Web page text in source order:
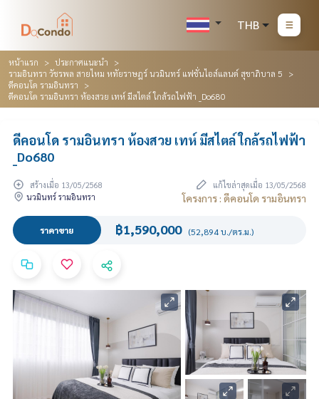
THB
หน้าแรก
ประกาศแนะนำ
รามอินทรา วัชรพล สายไหม หทัยราษฎร์ นวมินทร์ แฟชั่นไอส์แลนด์ สุขาภิบาล 5
ดีคอนโด รามอินทรา
ดีคอนโด รามอินทรา ห้องสวย เทห์ มีสไตล์ ใกล้รถไฟฟ้า _Do680
ดีคอนโด รามอินทรา ห้องสวย เทห์ มีสไตล์ ใกล้รถไฟฟ้า
_Do680
สร้างเมื่อ 13/05/2568
แก้ไขล่าสุดเมื่อ 13/05/2568
นวมินทร์ รามอินทรา
โครงการ : ดีคอนโด รามอินทรา
ราคาขาย ฿1,590,000 (52,894 บ./ตร.ม.)